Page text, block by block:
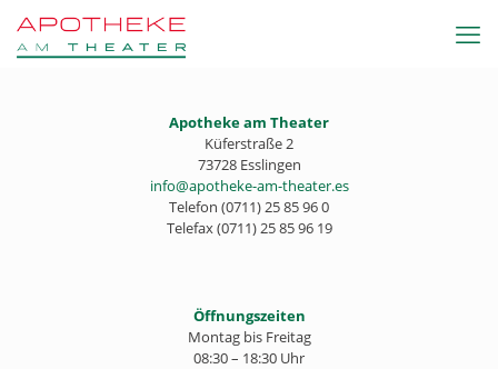
Inhalt
springen
Navigation
springen
Apotheke am Theater
Küferstraße 2
73728 Esslingen
info@apotheke-am-theater.es
Telefon (0711) 25 85 96 0
Telefax (0711) 25 85 96 19
Öffnungszeiten
Montag bis Freitag
08:30 – 18:30 Uhr